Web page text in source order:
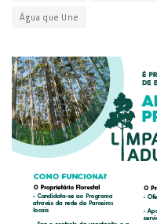
Água que Une